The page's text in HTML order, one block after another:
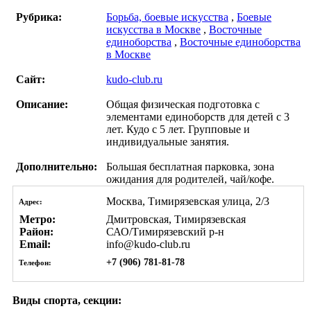
Рубрика:
Борьба, боевые искусства , Боевые
искусства в Москве , Восточные
единоборства , Восточные единоборства
в Москве
Сайт: kudo-club.ru
Описание:
Общая физическая подготовка с
элементами единоборств для детей с 3
лет. Кудо с 5 лет. Групповые и
индивидуальные занятия.
Дополнительно:
Большая бесплатная парковка, зона
ожидания для родителей, чай/кофе.
Адрес:
Москва, Тимирязевская улица, 2/3
Метро:
Дмитровская, Тимирязевская
Район:
САО/Тимирязевский р-н
Email:
info@kudo-club.ru
Телефон: +7 (906) 781-81-78
Виды спорта, секции: